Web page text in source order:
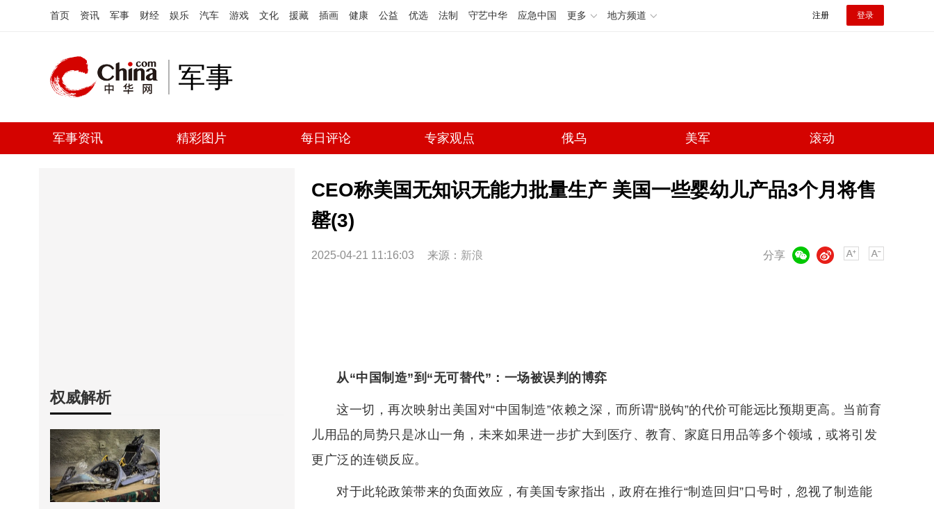
首页 资讯 军事 财经 娱乐 汽车 游戏 文化 援藏 插画 健康 公益 优选 法制 守艺中华 应急中国 更多 地方频道 注册 登录
军事
军事资讯 精彩图片 每日评论 专家观点 俄乌 美军 滚动
权威解析
CEO称美国无知识无能力批量生产 美国一些婴幼儿产品3个月将售
罄(3)
2025-04-21 11:16:03 来源： 新浪 分享
微博
从“中国制造”到“无可替代”：一场被误判的博弈
这一切，再次映射出美国对“中国制造”依赖之深，而所谓“脱钩”的代价可能远比预期更高。当前育
儿用品的局势只是冰山一角，未来如果进一步扩大到医疗、教育、家庭日用品等多个领域，或将引发
更广泛的连锁反应。
对于此轮政策带来的负面效应，有美国专家指出，政府在推行“制造回归”口号时，忽视了制造能